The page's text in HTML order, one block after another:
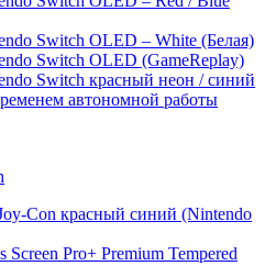
Switch OLED – White (Белая)
Switch OLED (GameReplay)
Switch красный неон / синий
автономной работы
Con красный синий (Nintendo
Screen Pro+ Premium Tempered